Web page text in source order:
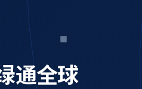
通全球